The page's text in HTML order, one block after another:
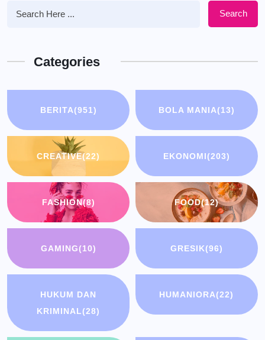
Search
Categories
BERITA(951) BOLA MANIA(13)
CREATIVE(22) EKONOMI(203)
FASHION(8) FOOD(12)
GAMING(10) GRESIK(96)
HUKUM DAN
KRIMINAL(28)
HUMANIORA(22)